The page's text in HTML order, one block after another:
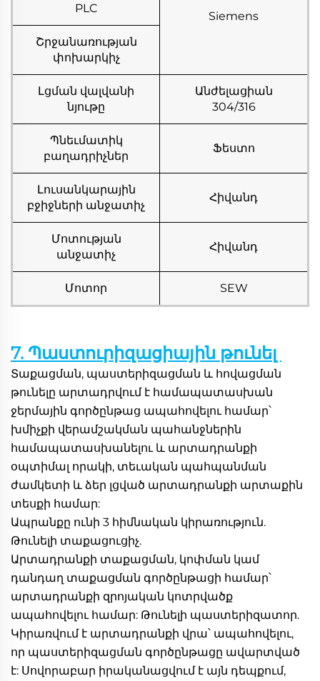
Siemens
PLC
Շրջանառության
փոխարկիչ
Լցման վալվանի
նյութը
Անժելացիան
304/316
Պնեւմատիկ
բաղադրիչներ
Ֆեստո
Լուսանկարային
բջիջների անջատիչ
Հիվանդ
Մոտության
անջատիչ
Հիվանդ
Մոտոր SEW
7. Պաստուրիզացիային թունել
Տաքացման, պաստերիզացման և հովացման
թունելը արտադրվում է համապատասխան
ջերմային գործընթաց ապահովելու համար՝
խմիչքի վերամշակման պահանջներին
համապատասխանելու և արտադրանքի
օպտիմալ որակի, տեւական պահպանման
ժամկետի և ձեր լցված արտադրանքի արտաքին
տեսքի համար:
Ապրանքը ունի 3 հիմնական կիրառություն.
Թունելի տաքացուցիչ.
Արտադրանքի տաքացման, կոփման կամ
դանդաղ տաքացման գործընթացի համար՝
արտադրանքի զրոյական կոտրվածք
ապահովելու համար: Թունելի պաստերիզատոր.
Կիրառվում է արտադրանքի վրա՝ ապահովելու,
որ պաստերիզացման գործընթացը ավարտված
է: Սովորաբար իրականացվում է այն դեպքում,